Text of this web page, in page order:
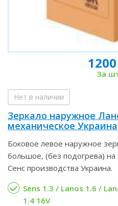
За
Нет в наличии
Зеркало наружное
механическое Украина
Боковое левое наружное
большое, (без подогрева)
Сенс производства Украина.
Sens 1.3 / Lanos 1.6 /
1.4 16V